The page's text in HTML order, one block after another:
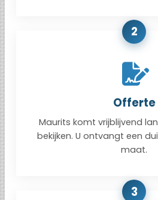
2
Offerte
Maurits komt vrijblijvend
bekijken. U ontvangt een
maat.
3